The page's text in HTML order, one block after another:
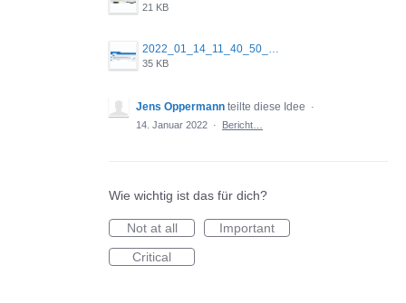
21 KB
2022_01_14_11_40_50_Window.png
35 KB
Jens Oppermann teilte diese Idee
·
14. Januar 2022 · Bericht…
Wie wichtig ist das für dich?
Not at all
Important
Critical